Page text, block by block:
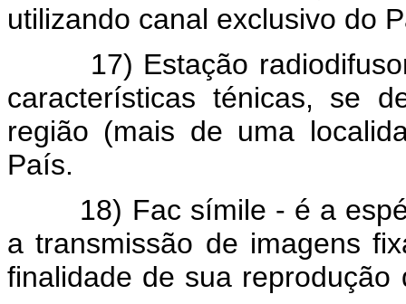
utilizando canal exclusivo do
17) Estação
características ténicas, se
região (mais de uma
País.
18) Fac símile - é a
a transmissão de imagens
finalidade de sua